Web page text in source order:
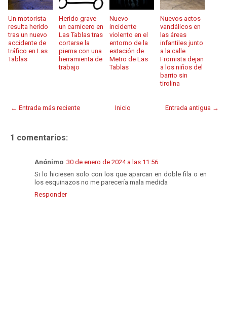
Un motorista
resulta herido
tras un nuevo
accidente de
tráfico en Las
Tablas
Herido grave
un carnicero en
Las Tablas tras
cortarse la
pierna con una
herramienta de
trabajo
Nuevo
incidente
violento en el
entorno de la
estación de
Metro de Las
Tablas
Nuevos actos
vandálicos en
las áreas
infantiles junto
a la calle
Fromista dejan
a los niños del
barrio sin
tirolina
← Entrada más reciente Entrada antigua →
Inicio
1 comentarios:
Anónimo 30 de enero de 2024 a las 11:56
Si lo hiciesen solo con los que aparcan en doble fila o en
los esquinazos no me parecería mala medida
Responder